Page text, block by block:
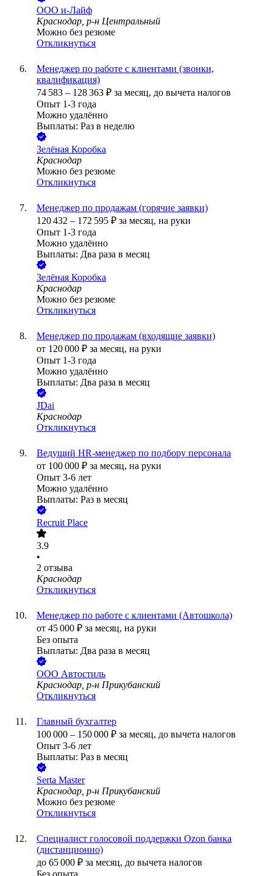
ООО и-Лайф
Краснодар, р-н Центральный
Можно без резюме
Откликнуться
Менеджер по работе с клиентами (звонки,
квалификация)
74 583 – 128 363 ₽ за месяц, до вычета налогов
Опыт 1-3 года
Можно удалённо
Выплаты: Раз в неделю
Зелёная Коробка
Краснодар
Можно без резюме
Откликнуться
Менеджер по продажам (горячие заявки)
120 432 – 172 595 ₽ за месяц, на руки
Опыт 1-3 года
Можно удалённо
Выплаты: Два раза в месяц
Зелёная Коробка
Краснодар
Можно без резюме
Откликнуться
Менеджер по продажам (входящие заявки)
от 120 000 ₽ за месяц, на руки
Опыт 1-3 года
Можно удалённо
Выплаты: Два раза в месяц
JDai
Краснодар
Откликнуться
Ведущий HR-менеджер по подбору персонала
от 100 000 ₽ за месяц, на руки
Опыт 3-6 лет
Можно удалённо
Выплаты: Раз в месяц
Recruit Place
3.9
•
2 отзыва
Краснодар
Откликнуться
Менеджер по работе с клиентами (Автошкола)
от 45 000 ₽ за месяц, на руки
Без опыта
Выплаты: Два раза в месяц
ООО Автостиль
Краснодар, р-н Прикубанский
Откликнуться
Главный бухгалтер
100 000 – 150 000 ₽ за месяц, до вычета налогов
Опыт 3-6 лет
Выплаты: Раз в месяц
Serta Master
Краснодар, р-н Прикубанский
Можно без резюме
Откликнуться
Специалист голосовой поддержки Ozon банка
(дистанционно)
до 65 000 ₽ за месяц, до вычета налогов